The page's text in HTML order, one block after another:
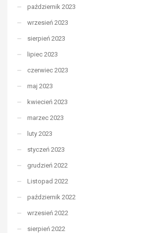
październik 2023
wrzesień 2023
sierpień 2023
lipiec 2023
czerwiec 2023
maj 2023
kwiecień 2023
marzec 2023
luty 2023
styczeń 2023
grudzień 2022
Listopad 2022
październik 2022
wrzesień 2022
sierpień 2022